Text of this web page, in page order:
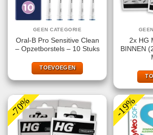
GEEN CATEGORIE
Oral-B Pro Sensitive Clean
– Opzetborstels – 10 Stuks
TOEVOEGEN
2x HG
BINNEN
-70% -19%